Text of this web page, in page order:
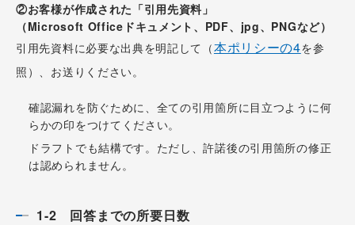
②お客様が作成された「引用先資料」
（Microsoft Officeドキュメント、PDF、jpg、PNGなど）
引用先資料に必要な出典を明記して（本ポリシーの4を参
照）、お送りください。
確認漏れを防ぐために、全ての引用箇所に目立つように何
らかの印をつけてください。
ドラフトでも結構です。ただし、許諾後の引用箇所の修正
は認められません。
1-2 回答までの所要日数